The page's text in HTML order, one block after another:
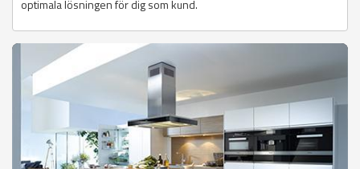
optimala lösningen för dig som kund.